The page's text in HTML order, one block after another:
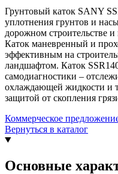
Грунтовый каток SANY
уплотнения грунтов и
дорожном строительстве
Каток маневренный и
эффективным на
ландшафтом. Каток
самодиагностики –
охлаждающей жидкости и
защитой от скопления
Коммерческое
Вернуться в каталог
Основные